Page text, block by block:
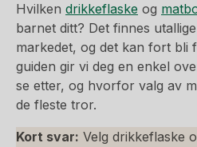
Salg
Hvilken drikkeflaske og
barnet ditt? Det finnes
markedet, og det kan fort bli
guiden gir vi deg en enkel
se etter, og hvorfor valg av
de fleste tror.
Kort svar: Velg drikkeflaske